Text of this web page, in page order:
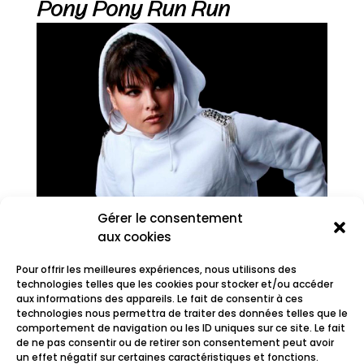
Gérer le consentement
aux cookies
Pour offrir les meilleures expériences, nous utilisons des
technologies telles que les cookies pour stocker et/ou accéder
aux informations des appareils. Le fait de consentir à ces
technologies nous permettra de traiter des données telles que le
comportement de navigation ou les ID uniques sur ce site. Le fait
de ne pas consentir ou de retirer son consentement peut avoir
un effet négatif sur certaines caractéristiques et fonctions.
Pony Pony Run Run
Princess Aniès